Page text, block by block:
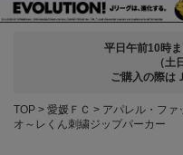
平日午前10時ま
（土
ご購入の際は
TOP 愛媛ＦＣ アパレル・ファ
オ～レくん刺繍ジップパーカー